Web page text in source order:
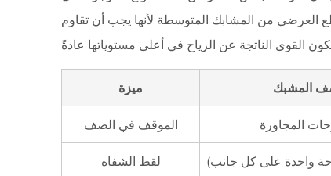
4
التأريض
والربط
الشمسية
4.1
كيف
يعمل
العرضي من المشابك المتوسطة لأنها يجب أن تقاوم
ميزة المشبك
الموقف في الصف المجاورة
لقط الشفاه واحدة على كل جانب)